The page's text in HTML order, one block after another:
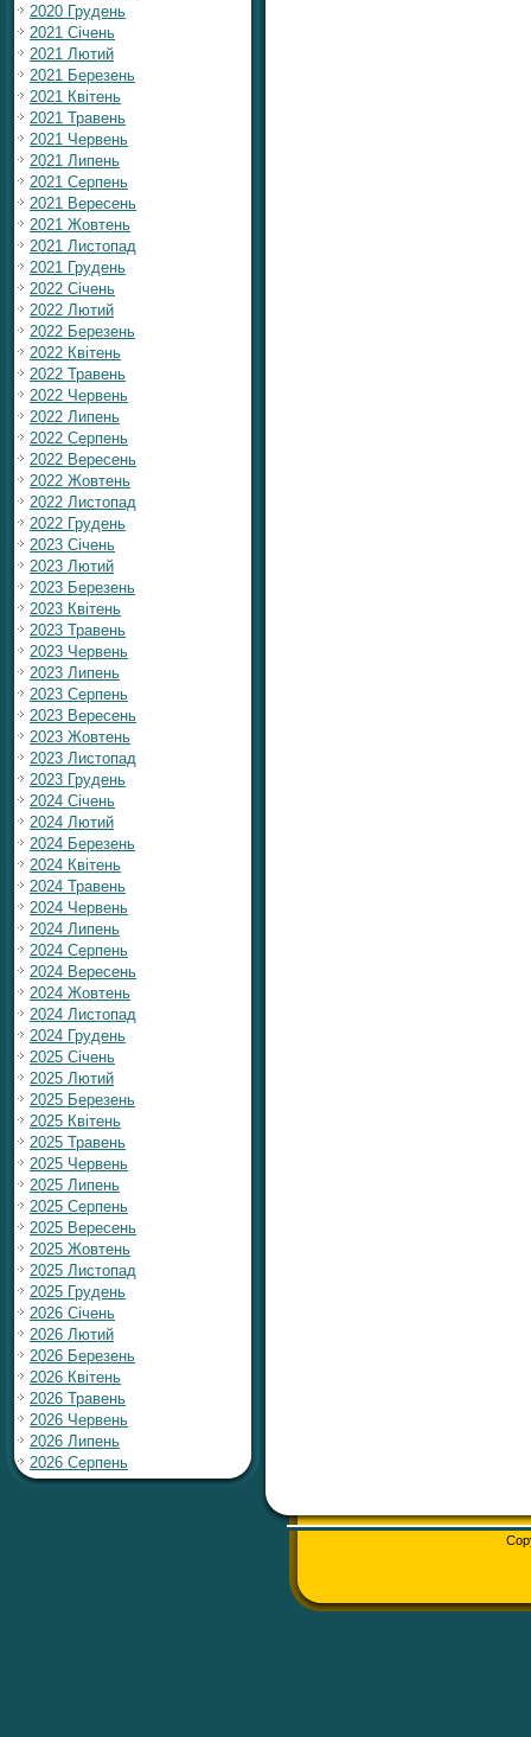
2020 Грудень
2021 Січень
2021 Лютий
2021 Березень
2021 Квітень
2021 Травень
2021 Червень
2021 Липень
2021 Серпень
2021 Вересень
2021 Жовтень
2021 Листопад
2021 Грудень
2022 Січень
2022 Лютий
2022 Березень
2022 Квітень
2022 Травень
2022 Червень
2022 Липень
2022 Серпень
2022 Вересень
2022 Жовтень
2022 Листопад
2022 Грудень
2023 Січень
2023 Лютий
2023 Березень
2023 Квітень
2023 Травень
2023 Червень
2023 Липень
2023 Серпень
2023 Вересень
2023 Жовтень
2023 Листопад
2023 Грудень
2024 Січень
2024 Лютий
2024 Березень
2024 Квітень
2024 Травень
2024 Червень
2024 Липень
2024 Серпень
2024 Вересень
2024 Жовтень
2024 Листопад
2024 Грудень
2025 Січень
2025 Лютий
2025 Березень
2025 Квітень
2025 Травень
2025 Червень
2025 Липень
2025 Серпень
2025 Вересень
2025 Жовтень
2025 Листопад
2025 Грудень
2026 Січень
2026 Лютий
2026 Березень
2026 Квітень
2026 Травень
2026 Червень
2026 Липень
2026 Серпень